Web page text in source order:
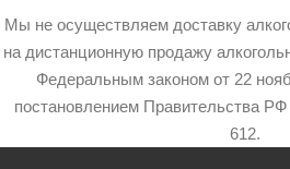
Мы не осуществляем доставку
на дистанционную продажу
Федеральным законом от 22
постановлением Правительства
612.